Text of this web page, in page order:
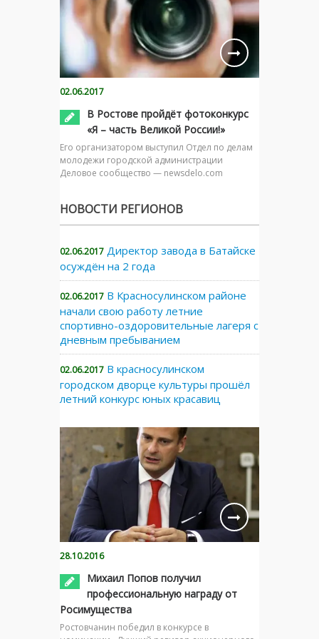
02.06.2017
В Ростове пройдёт фотоконкурс
«Я – часть Великой России!»
Его организатором выступил Отдел по делам
молодежи городской администрации
Деловое сообщество — newsdelo.com
НОВОСТИ РЕГИОНОВ
02.06.2017 Директор завода в Батайске
осуждён на 2 года
02.06.2017 В Красносулинском районе
начали свою работу летние
спортивно-оздоровительные лагеря с
дневным пребыванием
02.06.2017 В красносулинском
городском дворце культуры прошёл
летний конкурс юных красавиц
28.10.2016
Михаил Попов получил
профессиональную награду от
Росимущества
Ростовчанин победил в конкурсе в